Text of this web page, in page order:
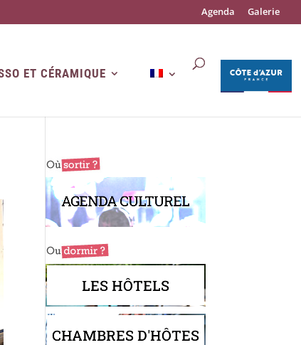
Agenda Galerie
ET CÉRAMIQUE
AGENDA CULTUREL
LES HÔTELS
CHAMBRES D'HÔTES